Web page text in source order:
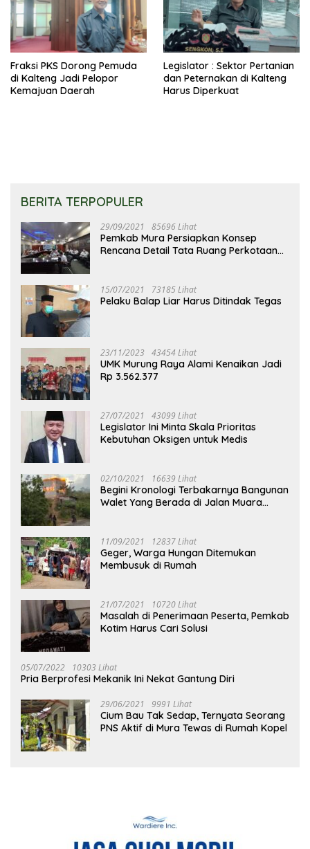
Fraksi PKS Dorong Pemuda
di Kalteng Jadi Pelopor
Kemajuan Daerah
Legislator : Sektor Pertanian
dan Peternakan di Kalteng
Harus Diperkuat
BERITA TERPOPULER
29/09/2021 85696 Lihat
Pemkab Mura Persiapkan Konsep
Rencana Detail Tata Ruang Perkotaan
15/07/2021 73185 Lihat
Pelaku Balap Liar Harus Ditindak Tegas
23/11/2023 43454 Lihat
UMK Murung Raya Alami Kenaikan Jadi
Rp 3.562.377
27/07/2021 43099 Lihat
Legislator Ini Minta Skala Prioritas
Kebutuhan Oksigen untuk Medis
02/10/2021 16639 Lihat
Begini Kronologi Terbakarnya Bangunan
Walet Yang Berada di Jalan Muara
11/09/2021 12837 Lihat
Geger, Warga Hungan Ditemukan
Membusuk di Rumah
21/07/2021 10720 Lihat
Masalah di Penerimaan Peserta, Pemkab
Kotim Harus Cari Solusi
05/07/2022 10303 Lihat
Pria Berprofesi Mekanik Ini Nekat Gantung Diri
29/06/2021 9991 Lihat
Cium Bau Tak Sedap, Ternyata Seorang
PNS Aktif di Mura Tewas di Rumah Kopel